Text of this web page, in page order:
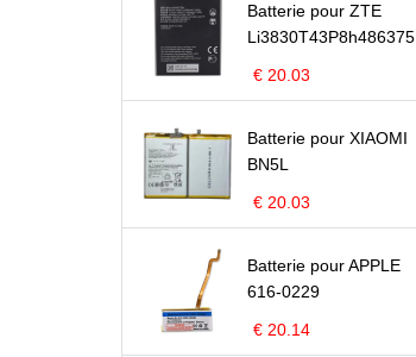
Batterie pour ZTE
Li3830T43P8h486375
€ 20.03
Batterie pour XIAOMI
BN5L
€ 20.03
Batterie pour APPLE
616-0229
€ 20.14